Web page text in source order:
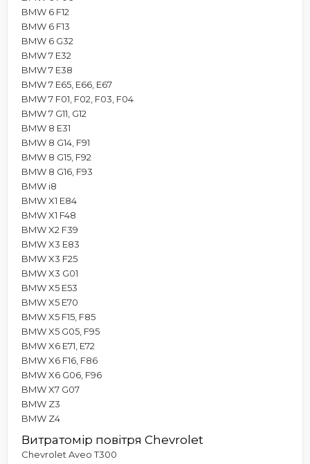
BMW 6 F12
BMW 6 F13
BMW 6 G32
BMW 7 E32
BMW 7 E38
BMW 7 E65, E66, E67
BMW 7 F01, F02, F03, F04
BMW 7 G11, G12
BMW 8 E31
BMW 8 G14, F91
BMW 8 G15, F92
BMW 8 G16, F93
BMW i8
BMW X1 E84
BMW X1 F48
BMW X2 F39
BMW X3 E83
BMW X3 F25
BMW X3 G01
BMW X5 E53
BMW X5 E70
BMW X5 F15, F85
BMW X5 G05, F95
BMW X6 E71, E72
BMW X6 F16, F86
BMW X6 G06, F96
BMW X7 G07
BMW Z3
BMW Z4
Витратомір повітря Chevrolet
Chevrolet Aveo T300